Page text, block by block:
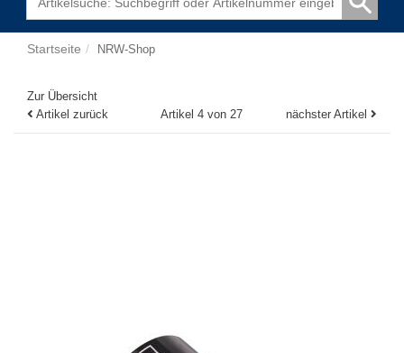
Startseite NRW-Shop
Zur Übersicht
Artikel zurück
Artikel 4 von 27 nächster Artikel